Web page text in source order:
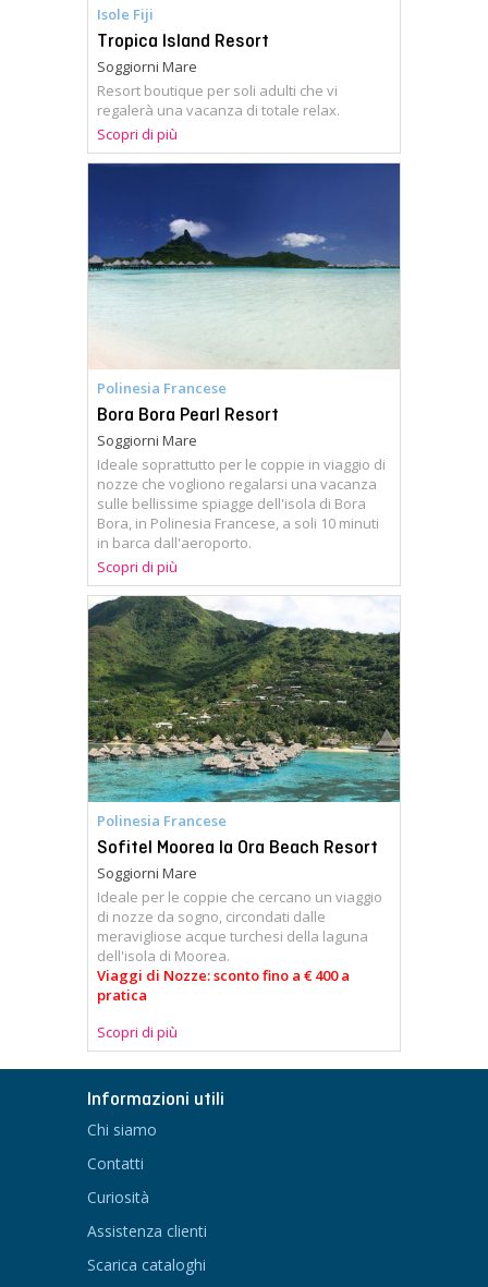
Isole Fiji
Tropica Island Resort
Soggiorni Mare
Resort boutique per soli adulti che vi
regalerà una vacanza di totale relax.
Scopri di più
Polinesia Francese
Bora Bora Pearl Resort
Soggiorni Mare
Ideale soprattutto per le coppie in viaggio di
nozze che vogliono regalarsi una vacanza
sulle bellissime spiagge dell'isola di Bora
Bora, in Polinesia Francese, a soli 10 minuti
in barca dall'aeroporto.
Scopri di più
Polinesia Francese
Sofitel Moorea Ia Ora Beach Resort
Soggiorni Mare
Ideale per le coppie che cercano un viaggio
di nozze da sogno, circondati dalle
meravigliose acque turchesi della laguna
dell'isola di Moorea.
Viaggi di Nozze: sconto fino a € 400 a
pratica
Scopri di più
Informazioni utili
Chi siamo
Contatti
Curiosità
Assistenza clienti
Scarica cataloghi